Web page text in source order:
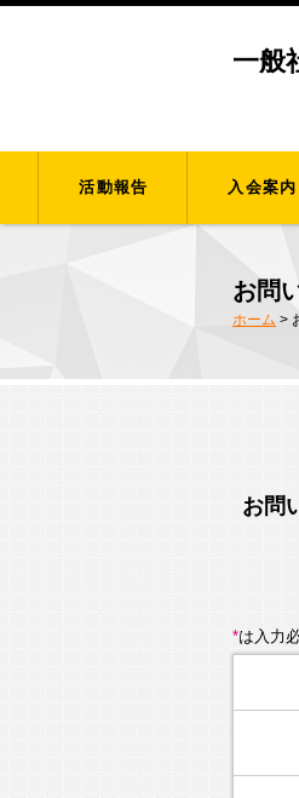
一般
活動報告 入会案内
お問
ホーム >
お問
*は入力